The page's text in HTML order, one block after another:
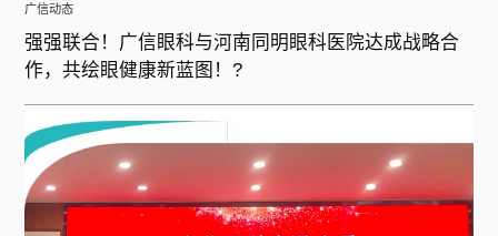
广信动态
强强联合！广信眼科与河南同明眼科医院达成战略合
作，共绘眼健康新蓝图！?